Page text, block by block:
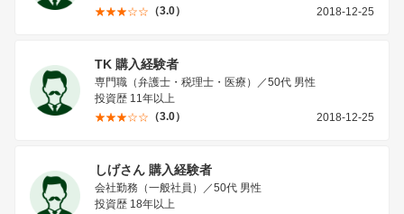
（3.0）
2018-12-25
TK 購入経験者
専門職（弁護士・税理士・医療）／50代 男性
投資歴 11年以上
（3.0）
2018-12-25
しげさん 購入経験者
会社勤務（一般社員）／50代 男性
投資歴 18年以上